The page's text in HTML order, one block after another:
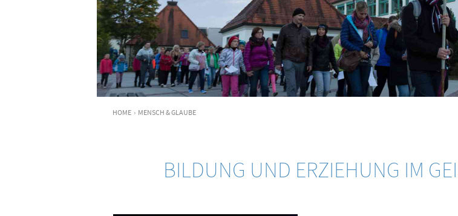
HOME › MENSCH & GLAUBE
BILDUNG UND ERZIEHUNG IM